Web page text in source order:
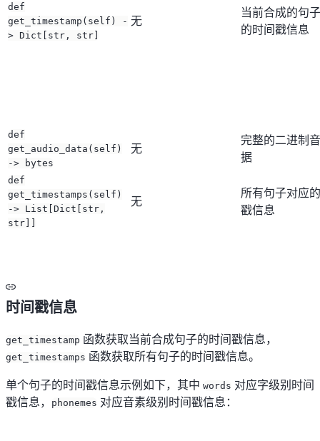
def
get_timestamp(self) -
> Dict[str, str]
无
当前合成的句
的时间戳信息
def
get_audio_data(self)
-> bytes
无
完整的二进制
据
def
get_timestamps(self)
-> List[Dict[str,
str]]
无
所有句子对应
戳信息
时间戳信息
get_timestamp 函数获取当前合成句子的时间戳信息，
get_timestamps 函数获取所有句子的时间戳信息。
单个句子的时间戳信息示例如下，其中 words 对应字级别时间
戳信息，
phonemes 对应音素级别时间戳信息：